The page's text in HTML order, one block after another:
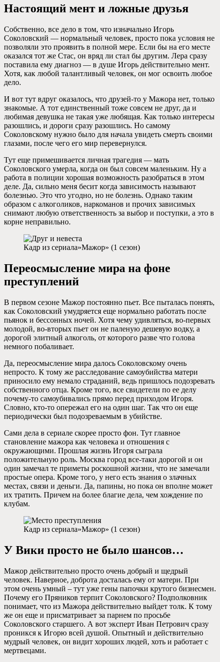
Настоящий мент и ложные друзья
Собственно, все дело в том, что изначально Игорь
Соколовский — нормальный человек, просто пока условия не
позволяли это проявить в полной мере. Если бы на его месте
оказался тот же Стас, он вряд ли стал бы другим. Лера сразу
поставила ему диагноз — в душе Игорь действительно мент.
Хотя, как любой талантливый человек, он мог освоить любое
дело.
И вот тут вдруг оказалось, что друзей-то у Мажора нет, только
знакомые. А тот единственный тоже совсем не друг, да и
любимая девушка не такая уже любящая. Как только интересы
разошлись, и дороги сразу разошлись. Но самому
Соколовскому нужно было для начала увидеть смерть своими
глазами, после чего его мир перевернулся.
Тут еще примешивается личная трагедия — мать
Соколовского умерла, когда он был совсем маленьким. Ну а
работа в полиции хорошая возможность разобраться в этом
деле. Да, сильно меня бесит когда зависимость называют
болезнью. Это что угодно, но не болезнь. Однако таким
образом с алкоголиков, наркоманов и прочих зависимых
снимают любую ответственность за выбор и поступки, а это в
корне неправильно.
Кадр из сериала»Мажор» (1 сезон)
Переосмысление мира на фоне
преступлений
В первом сезоне Мажор постоянно пьет. Все пыталась понять,
как Соколовский умудряется еще нормально работать после
пьянок и бессонных ночей. Хотя чему удивляться, во-первых
молодой, во-вторых пьет он не паленую дешевую водку, а
дорогой элитный алкоголь, от которого разве что голова
немного побаливает.
Да, переосмысление мира далось Соколовскому очень
непросто. К тому же расследование самоубийства матери
приносило ему немало страданий, ведь пришлось подозревать
собственного отца. Кроме того, все свидетели по ее делу
почему-то самоубивались прямо перед приходом Игоря.
Словно, кто-то опережал его на один шаг. Так что он еще
периодически был подозреваемым в убийстве.
Сами дела в сериале скорее просто фон. Тут главное
становление мажора как человека и отношения с
окружающими. Прошлая жизнь Игоря сыграла
положительную роль. Москва город все-таки дорогой и он
один замечал те приметы роскошной жизни, что не замечали
простые опера. Кроме того, у него есть знания о злачных
местах, связи и деньги. Да, папины, но пока он вполне может
их тратить. Причем на более благие дела, чем хождение по
клубам.
Кадр из сериала»Мажор» (1 сезон)
У Вики просто не было шансов…
Мажор действительно просто очень добрый и щедрый
человек. Наверное, доброта досталась ему от матери. При
этом очень умный – тут уже гены папочки крутого бизнесмен.
Почему его Пряников терпит Соколовского? Подполковник
понимает, что из Мажора действительно выйдет толк. К тому
же он еще и присматривает за парнем по просьбе
Соколовского старшего. А вот эксперт Иван Петрович сразу
проникся к Игорю всей душой. Опытный и действительно
мудрый человек, он видит хороших людей, хоть и работает с
мертвецами.